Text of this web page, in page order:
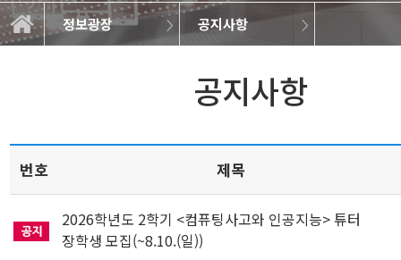
정보광장 공지사항
학과소개
교과과정
학사정보
대학원
정보광장
공지사항
학과규정
취업정보
학과뉴스
갤러리
공지사항
번호 제목
2026학년도 2학기 <컴퓨팅사고와 인공지능> 튜터
장학생 모집(~8.10.(일))